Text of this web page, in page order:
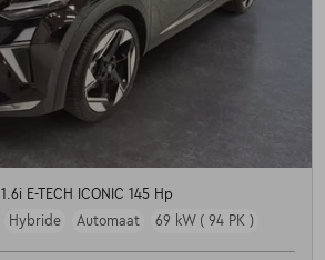
1.6i E-TECH ICONIC 145 Hp
Hybride Automaat 69 kW ( 94 PK )